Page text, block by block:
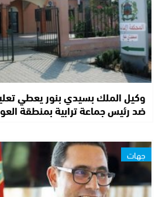
وكيل الملك بسيدي بنور يعطي
ضد رئيس جماعة ترابية بمنطقة
جهات